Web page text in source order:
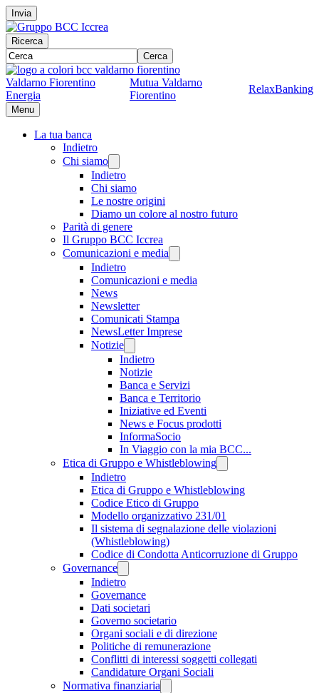
Invia
Ricerca
Cerca
Valdarno Fiorentino
Energia
Mutua Valdarno
Fiorentino
RelaxBanking
Menu
La tua banca
Indietro
Chi siamo
Indietro
Chi siamo
Le nostre origini
Diamo un colore al nostro futuro
Parità di genere
Il Gruppo BCC Iccrea
Comunicazioni e media
Indietro
Comunicazioni e media
News
Newsletter
Comunicati Stampa
NewsLetter Imprese
Notizie
Indietro
Notizie
Banca e Servizi
Banca e Territorio
Iniziative ed Eventi
News e Focus prodotti
InformaSocio
In Viaggio con la mia BCC...
Etica di Gruppo e Whistleblowing
Indietro
Etica di Gruppo e Whistleblowing
Codice Etico di Gruppo
Modello organizzativo 231/01
Il sistema di segnalazione delle violazioni
(Whistleblowing)
Codice di Condotta Anticorruzione di Gruppo
Governance
Indietro
Governance
Dati societari
Governo societario
Organi sociali e di direzione
Politiche di remunerazione
Conflitti di interessi soggetti collegati
Candidature Organi Sociali
Normativa finanziaria